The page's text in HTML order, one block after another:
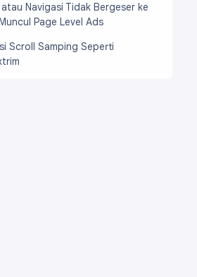
Navigasi Tidak Bergeser ke
Page Level Ads
Scroll Samping Seperti